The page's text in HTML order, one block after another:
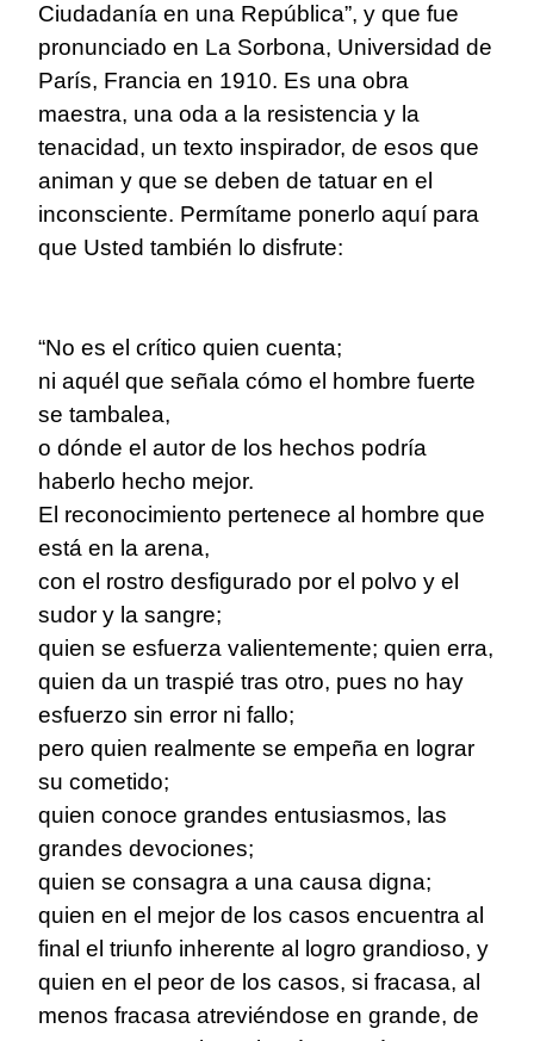
Ciudadanía en una República”, y que fue
pronunciado en La Sorbona, Universidad de
París, Francia en 1910. Es una obra
maestra, una oda a la resistencia y la
tenacidad, un texto inspirador, de esos que
animan y que se deben de tatuar en el
inconsciente. Permítame ponerlo aquí para
que Usted también lo disfrute:
“No es el crítico quien cuenta;
ni aquél que señala cómo el hombre fuerte
se tambalea,
o dónde el autor de los hechos podría
haberlo hecho mejor.
El reconocimiento pertenece al hombre que
está en la arena,
con el rostro desfigurado por el polvo y el
sudor y la sangre;
quien se esfuerza valientemente; quien erra,
quien da un traspié tras otro, pues no hay
esfuerzo sin error ni fallo;
pero quien realmente se empeña en lograr
su cometido;
quien conoce grandes entusiasmos, las
grandes devociones;
quien se consagra a una causa digna;
quien en el mejor de los casos encuentra al
final el triunfo inherente al logro grandioso, y
quien en el peor de los casos, si fracasa, al
menos fracasa atreviéndose en grande, de